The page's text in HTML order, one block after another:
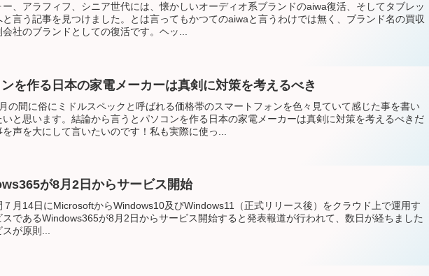
ー、アラフィフ、シニア世代には、懐かしいオーディオ系ブランドのaiwa復活、そしてタブレッ
と言う記事を見つけました。とは言ってもかつてのaiwaと言うわけでは無く、ブランド名の買収
会社のブランドとしての復活です。ヘッ...
を作る日本の家電メーカーは真剣に対策を考えるべき
の間に俗にミドルスペックと呼ばれる価格帯のスマートフォンを色々見ていて感じた事を書い
いと思います。結論から言うとパソコンを作る日本の家電メーカーは真剣に対策を考えるべきだ
を声を大にして言いたいのです！私も実際に使っ...
が8月2日からサービス開始
７月14日にMicrosoftからWindows10及びWindows11（正式リリース後）をクラウド上で運用す
スであるWindows365が8月2日からサービス開始すると発表報道が行われて、数日が経ちました
スが原則...